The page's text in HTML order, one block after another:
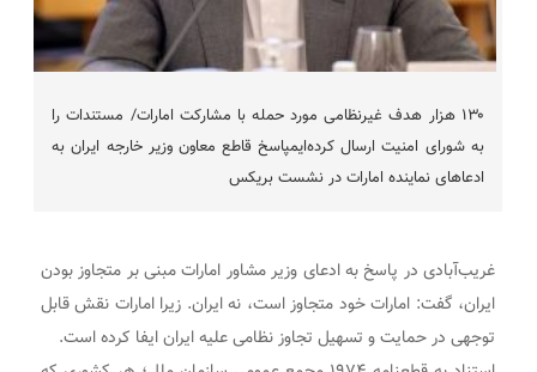
۱۳۰ هزار هدف غیرنظامی مورد حمله با مشارکت امارات/ مستندات را
به شورای امنیت ارسال کرده‌ایمپاسخ قاطع معاون وزیر خارجه ایران به
ادعاهای نماینده امارات در نشست بریکس
غریب‌آبادی در پاسخ به ادعای وزیر مشاور امارات مبنی بر متجاوز بودن
ایران، گفت: امارات خود متجاوز است، نه ایران. زیرا امارات نقش قابل
توجهی در حمایت و تسهیل تجاوز نظامی علیه ایران ایفا کرده است.